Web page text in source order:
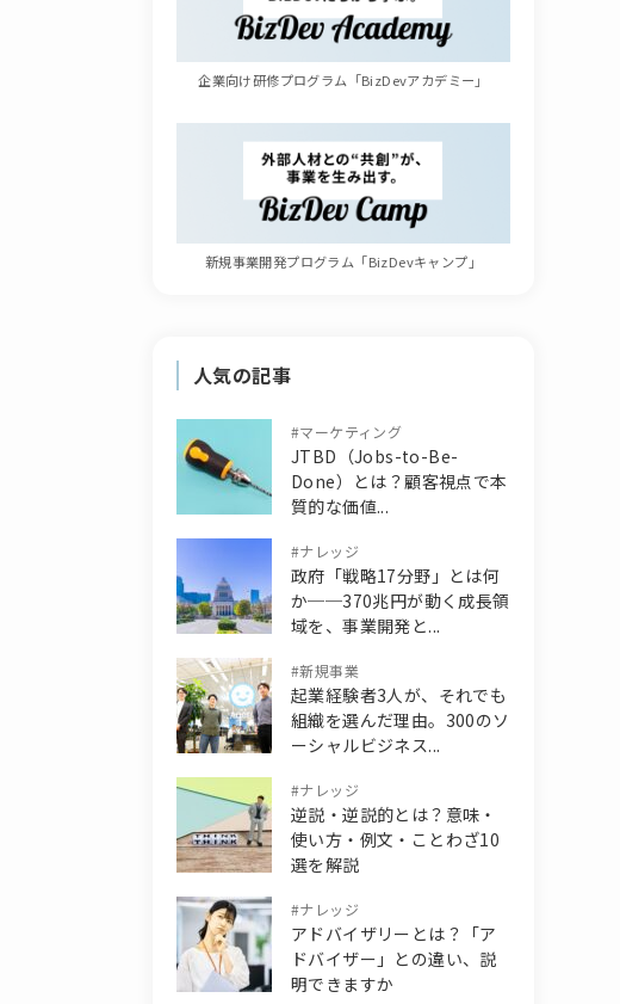
企業向け研修プログラム「BizDevアカデミー」
新規事業開発プログラム「BizDevキャンプ」
人気の記事
#マーケティング
JTBD（Jobs-to-Be-
Done）とは？顧客視点で本
質的な価値...
#ナレッジ
政府「戦略17分野」とは何
か──370兆円が動く成長領
域を、事業開発と...
#新規事業
起業経験者3人が、それでも
組織を選んだ理由。300のソ
ーシャルビジネス...
#ナレッジ
逆説・逆説的とは？意味・
使い方・例文・ことわざ10
選を解説
#ナレッジ
アドバイザリーとは？「ア
ドバイザー」との違い、説
明できますか